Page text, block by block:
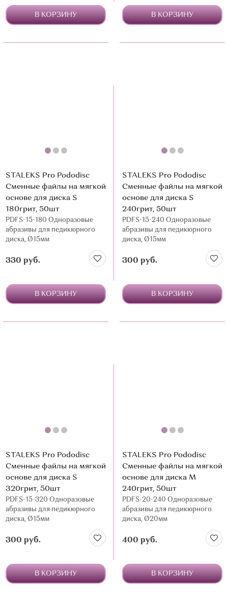
В КОРЗИНУ В КОРЗИНУ
STALEKS Pro Pododisc
Сменные файлы на мягкой
основе для диска S
180грит, 50шт
PDFS-15-180 Одноразовые
абразивы для педикюрного
диска, Ø15мм
330 руб.
В КОРЗИНУ
STALEKS Pro Pododisc
Сменные файлы на мягкой
основе для диска S
240грит, 50шт
PDFS-15-240 Одноразовые
абразивы для педикюрного
диска, Ø15мм
300 руб.
В КОРЗИНУ
STALEKS Pro Pododisc
Сменные файлы на мягкой
основе для диска S
320грит, 50шт
PDFS-15-320 Одноразовые
абразивы для педикюрного
диска, Ø15мм
300 руб.
В КОРЗИНУ
STALEKS Pro Pododisc
Сменные файлы на мягкой
основе для диска М
240грит, 50шт
PDFS-20-240 Одноразовые
абразивы для педикюрного
диска, Ø20мм
400 руб.
В КОРЗИНУ